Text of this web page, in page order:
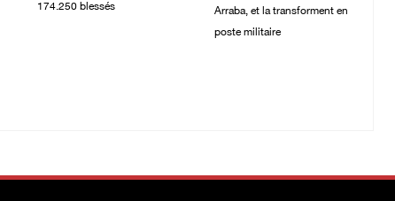
174.250 blessés
Arraba, et la transforment en
poste militaire